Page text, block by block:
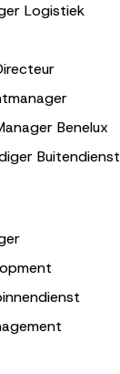
Logistiek
Benelux
Buitendienst